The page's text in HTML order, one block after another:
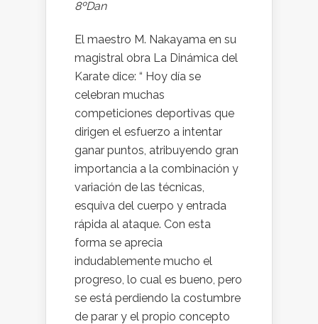
8ºDan
El maestro M. Nakayama en su
magistral obra La Dinámica del
Karate dice: “ Hoy día se
celebran muchas
competiciones deportivas que
dirigen el esfuerzo a intentar
ganar puntos, atribuyendo gran
importancia a la combinación y
variación de las técnicas,
esquiva del cuerpo y entrada
rápida al ataque. Con esta
forma se aprecia
indudablemente mucho el
progreso, lo cual es bueno, pero
se está perdiendo la costumbre
de parar y el propio concepto